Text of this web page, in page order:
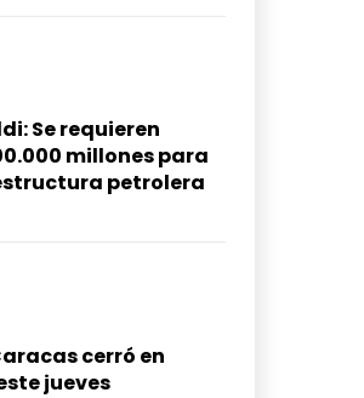
Se requieren
millones para
petrolera
cerró en
jueves